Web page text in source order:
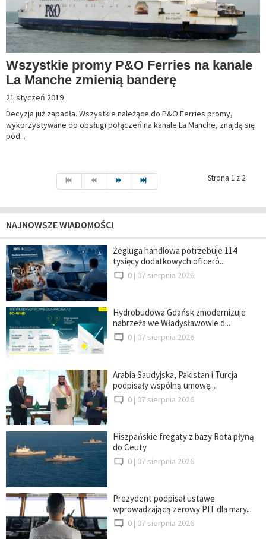
Wszystkie promy P&O Ferries na kanale
La Manche zmienią banderę
21 styczeń 2019
Decyzja już zapadła. Wszystkie należące do P&O Ferries promy,
wykorzystywane do obsługi połączeń na kanale La Manche, znajdą się
pod...
Strona 1 z 2
NAJNOWSZE WIADOMOŚCI
Żegluga handlowa potrzebuje 114
tysięcy dodatkowych oficeró...
0 | 07 sierpnia 2026
Hydrobudowa Gdańsk zmodernizuje
nabrzeża we Władysławowie d...
0 | 07 sierpnia 2026
Arabia Saudyjska, Pakistan i Turcja
podpisały wspólną umowę...
0 | 07 sierpnia 2026
Hiszpańskie fregaty z bazy Rota płyną
do Ceuty
0 | 07 sierpnia 2026
Prezydent podpisał ustawę
wprowadzającą zerowy PIT dla mary...
0 | 07 sierpnia 2026